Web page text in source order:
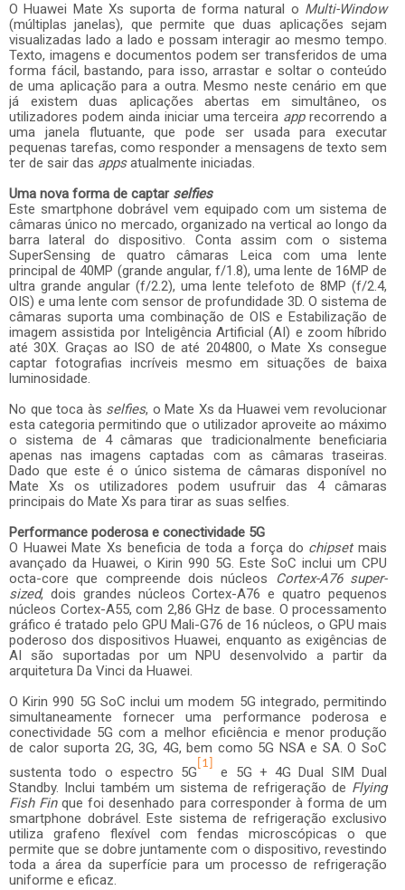
O Huawei Mate Xs suporta de forma natural o Multi-Window
(múltiplas janelas), que permite que duas aplicações sejam
visualizadas lado a lado e possam interagir ao mesmo tempo.
Texto, imagens e documentos podem ser transferidos de uma
forma fácil, bastando, para isso, arrastar e soltar o conteúdo
de uma aplicação para a outra. Mesmo neste cenário em que
já existem duas aplicações abertas em simultâneo, os
utilizadores podem ainda iniciar uma terceira apprecorrendo a
uma janela flutuante, que pode ser usada para executar
pequenas tarefas, como responder a mensagens de texto sem
ter de sair das appsatualmente iniciadas.
Uma nova forma de captar selfies
Este smartphone dobrável vem equipado com um sistema de
câmaras único no mercado, organizado na vertical ao longo da
barra lateral do dispositivo. Conta assim com o sistema
SuperSensing de quatro câmaras Leica com uma lente
principal de 40MP (grande angular, f/1.8), uma lente de 16MP de
ultra grande angular (f/2.2), uma lente telefoto de 8MP (f/2.4,
OIS) e uma lente com sensor de profundidade 3D. O sistema de
câmaras suporta uma combinação de OIS e Estabilização de
imagem assistida por Inteligência Artificial (AI) e zoom híbrido
até 30X. Graças ao ISO de até 204800, o Mate Xs consegue
captar fotografias incríveis mesmo em situações de baixa
luminosidade.
No que toca às selfies, o Mate Xs da Huawei vem revolucionar
esta categoria permitindo que o utilizador aproveite ao máximo
o sistema de 4 câmaras que tradicionalmente beneficiaria
apenas nas imagens captadas com as câmaras traseiras.
Dado que este é o único sistema de câmaras disponível no
Mate Xs os utilizadores podem usufruir das 4 câmaras
principais do Mate Xs para tirar as suas selfies.
Performance poderosa e conectividade 5G
O Huawei Mate Xs beneficia de toda a força do chipsetmais
avançado da Huawei, o Kirin 990 5G. Este SoC inclui um CPU
octa-coreque compreende dois núcleos Cortex-A76 super-
sized, dois grandes núcleos Cortex-A76 e quatro pequenos
núcleos Cortex-A55, com 2,86 GHz de base. O processamento
gráfico é tratado pelo GPU Mali-G76 de 16 núcleos, o GPU mais
poderoso dos dispositivos Huawei, enquanto as exigências de
AI são suportadas por um NPU desenvolvido a partir da
arquitetura Da Vinci da Huawei.
O Kirin 990 5G SoC inclui um modem 5G integrado, permitindo
simultaneamente fornecer uma performance poderosa e
conectividade 5G com a melhor eficiência e menor produção
de calor suporta 2G, 3G, 4G, bem como 5G NSA e SA. O SoC
sustenta todo o espectro 5G
[1]
e 5G + 4G Dual SIM Dual
Standby. Inclui também um sistema de refrigeração de Flying
Fish Finque foi desenhado para corresponder à forma de um
smartphone dobrável. Este sistema de refrigeração exclusivo
utiliza grafeno flexível com fendas microscópicas o que
permite que se dobre juntamente com o dispositivo, revestindo
toda a área da superfície para um processo de refrigeração
uniforme e eficaz.